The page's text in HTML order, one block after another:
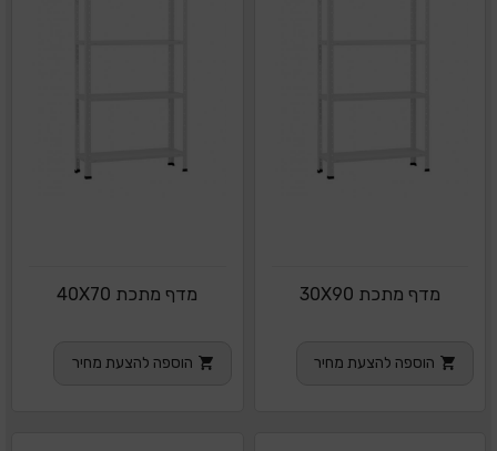
מדף מתכת 30X90
הוספה להצעת מחיר
מדף מתכת 40X70
הוספה להצעת מחיר